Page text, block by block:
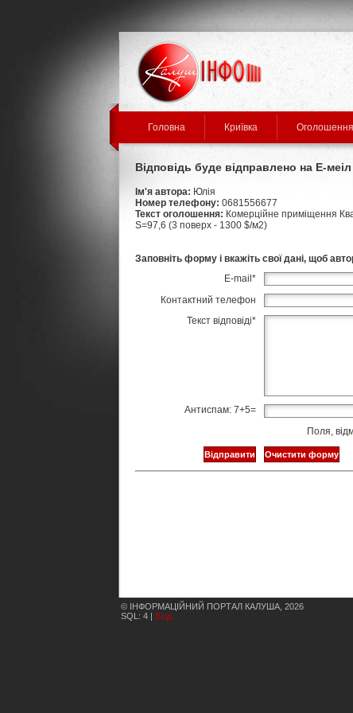
Головна Криївка Оголошення
Відповідь буде відправлено на Е-
Ім'я автора: Юлія
Номер телефону: 0681556677
Текст оголошення: Комерційне приміщення
S=97,6 (3 поверх - 1300 $/м2)
Заповніть форму і вкажіть свої дані, щоб
E-mail *
Контактний телефон
Текст відповіді*
Антиспам: 7+5=
Поля,
© ІНФОРМАЦІЙНИЙ ПОРТАЛ КАЛУША, 2026
SQL: 4 | Вхід